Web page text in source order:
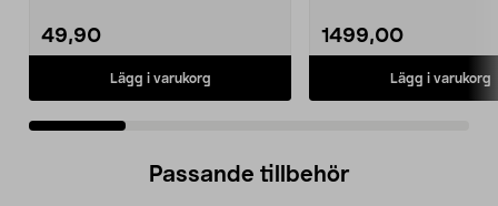
49,90
Lägg i varukorg
1499,00
Lägg i varukorg
Passande tillbehör